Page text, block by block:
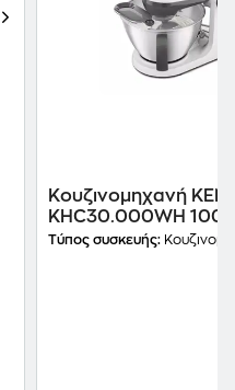
Κουζινομηχανή
KHC30.000WH
4.3 L Λευκό
Τύπος συσκευής: